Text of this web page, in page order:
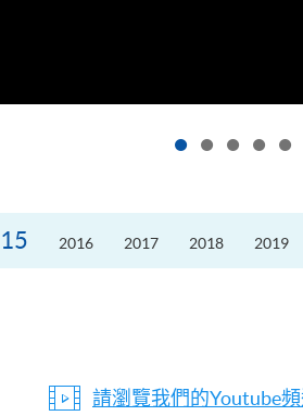
2016 2017 2018 2019
請瀏覽我們的Youtube